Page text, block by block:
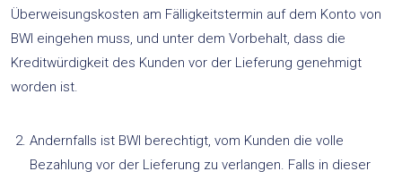
Überweisungskosten am Fälligkeitstermin auf dem Konto von
BWI eingehen muss, und unter dem Vorbehalt, dass die
Kreditwürdigkeit des Kunden vor der Lieferung genehmigt
worden ist.
Andernfalls ist BWI berechtigt, vom Kunden die volle
Bezahlung vor der Lieferung zu verlangen. Falls in dieser